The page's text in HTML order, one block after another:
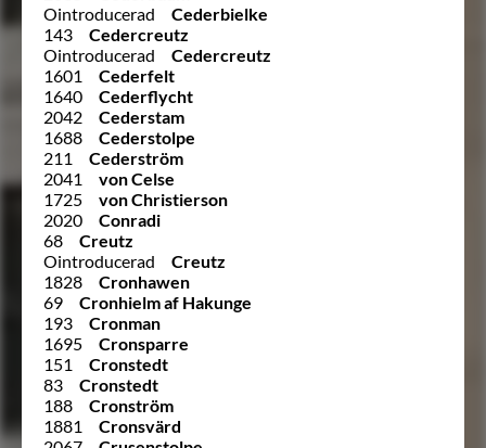
Ointroducerad
Cederbielke
143
Cedercreutz
Ointroducerad
Cedercreutz
1601
Cederfelt
1640
Cederflycht
2042
Cederstam
1688
Cederstolpe
211
Cederström
2041
von Celse
1725
von Christierson
2020
Conradi
68
Creutz
Ointroducerad
Creutz
1828
Cronhawen
69
Cronhielm af Hakunge
193
Cronman
1695
Cronsparre
151
Cronstedt
83
Cronstedt
188
Cronström
1881
Cronsvärd